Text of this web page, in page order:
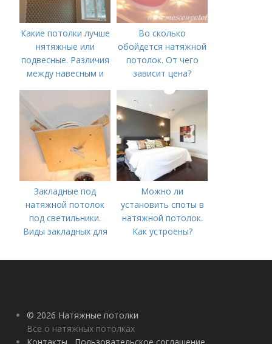
Какие потолки лучше
нятяжные или
подвесные. Различия
между навесным и
Во сколько
обойдется натяжной
потолок. От чего
зависит цена?
Закладные под
натяжной потолок
под светильники.
Виды закладных для
натяжной потолок
Можно ли
установить споты в
натяжной потолок.
Как устроены?
© 2026 Натяжные потолки
Все о натяжных потолках